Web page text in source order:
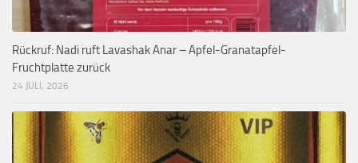
Rückruf: Nadi ruft Lavashak Anar – Apfel-Granatapfel-
Fruchtplatte zurück
24 JULI, 2026